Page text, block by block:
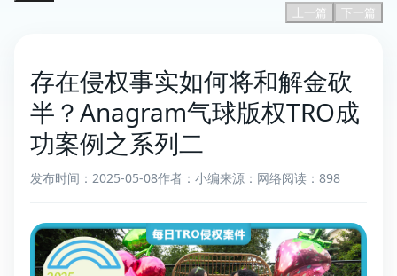
上一篇
下一篇
存在侵权事实如何将和解金砍
半？Anagram气球版权TRO成
功案例之系列二
发布时间：2025-05-08作者：小编来源：网络阅读：898